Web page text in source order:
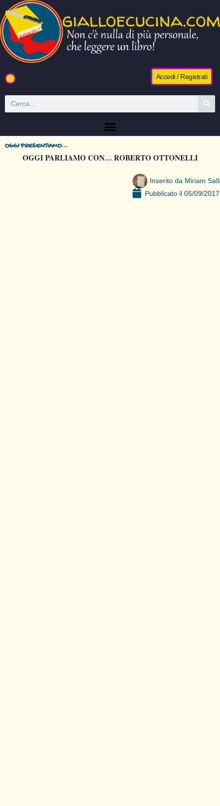
Accedi / Registrati
OGGI PRESENTIAMO...
OGGI PARLIAMO CON… ROBERTO OTTONELLI
Inserito da Miriam
Pubblicato il 05/09/2017